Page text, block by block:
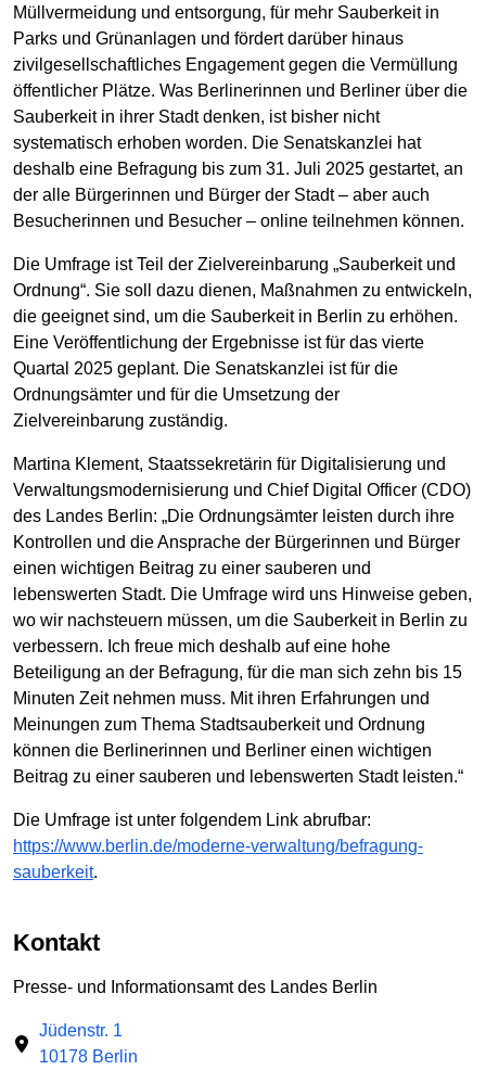
Müllvermeidung und entsorgung, für mehr Sauberkeit in
Parks und Grünanlagen und fördert darüber hinaus
zivilgesellschaftliches Engagement gegen die Vermüllung
öffentlicher Plätze. Was Berlinerinnen und Berliner über die
Sauberkeit in ihrer Stadt denken, ist bisher nicht
systematisch erhoben worden. Die Senatskanzlei hat
deshalb eine Befragung bis zum 31. Juli 2025 gestartet, an
der alle Bürgerinnen und Bürger der Stadt – aber auch
Besucherinnen und Besucher – online teilnehmen können.
Die Umfrage ist Teil der Zielvereinbarung „Sauberkeit und
Ordnung“. Sie soll dazu dienen, Maßnahmen zu entwickeln,
die geeignet sind, um die Sauberkeit in Berlin zu erhöhen.
Eine Veröffentlichung der Ergebnisse ist für das vierte
Quartal 2025 geplant. Die Senatskanzlei ist für die
Ordnungsämter und für die Umsetzung der
Zielvereinbarung zuständig.
Martina Klement, Staatssekretärin für Digitalisierung und
Verwaltungsmodernisierung und Chief Digital Officer (CDO)
des Landes Berlin: „Die Ordnungsämter leisten durch ihre
Kontrollen und die Ansprache der Bürgerinnen und Bürger
einen wichtigen Beitrag zu einer sauberen und
lebenswerten Stadt. Die Umfrage wird uns Hinweise geben,
wo wir nachsteuern müssen, um die Sauberkeit in Berlin zu
verbessern. Ich freue mich deshalb auf eine hohe
Beteiligung an der Befragung, für die man sich zehn bis 15
Minuten Zeit nehmen muss. Mit ihren Erfahrungen und
Meinungen zum Thema Stadtsauberkeit und Ordnung
können die Berlinerinnen und Berliner einen wichtigen
Beitrag zu einer sauberen und lebenswerten Stadt leisten.“
Die Umfrage ist unter folgendem Link abrufbar:
https://www.berlin.de/moderne-verwaltung/befragung-
sauberkeit.
Kontakt
Presse- und Informationsamt des Landes Berlin
Jüdenstr. 1
10178 Berlin